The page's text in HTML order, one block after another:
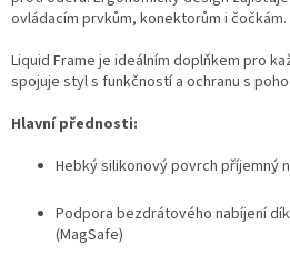
ovládacím prvkům, konektorům i čočkám.
Liquid Frame je ideálním doplňkem pro
spojuje styl s funkčností a ochranu s
Hlavní přednosti:
Hebký silikonový povrch příjemný
Podpora bezdrátového nabíjení
(MagSafe)